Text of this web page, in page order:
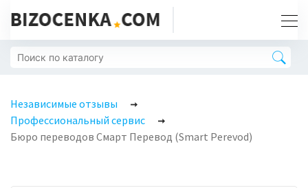
Независимые отзывы
Профессиональный сервис
Бюро переводов Смарт Перевод (Smart Perevod)